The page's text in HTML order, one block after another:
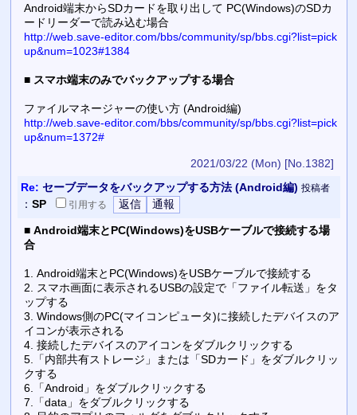
Android端末からSDカードを取り出して PC(Windows)のSDカ
ードリーダーで読み込む場合
http://web.save-editor.com/bbs/community/sp/bbs.cgi?list=pick
up&num=1023#1384
■ スマホ端末のみでバックアップする場合
ファイルマネージャーの使い方 (Android編)
http://web.save-editor.com/bbs/community/sp/bbs.cgi?list=pick
up&num=1372#
2021/03/22 (Mon) [No.1382]
Re: セーブデータをバックアップする方法 (Android編) 投稿者
： SP 引用する
■ Android端末とPC(Windows)をUSBケーブルで接続する場
合
1. Android端末とPC(Windows)をUSBケーブルで接続する
2. スマホ画面に表示されるUSBの設定で「ファイル転送」をタ
ップする
3. Windows側のPC(マイコンピュータ)に接続したデバイスのア
イコンが表示される
4. 接続したデバイスのアイコンをダブルクリックする
5.「内部共有ストレージ」または「SDカード」をダブルクリッ
クする
6.「Android」をダブルクリックする
7.「data」をダブルクリックする